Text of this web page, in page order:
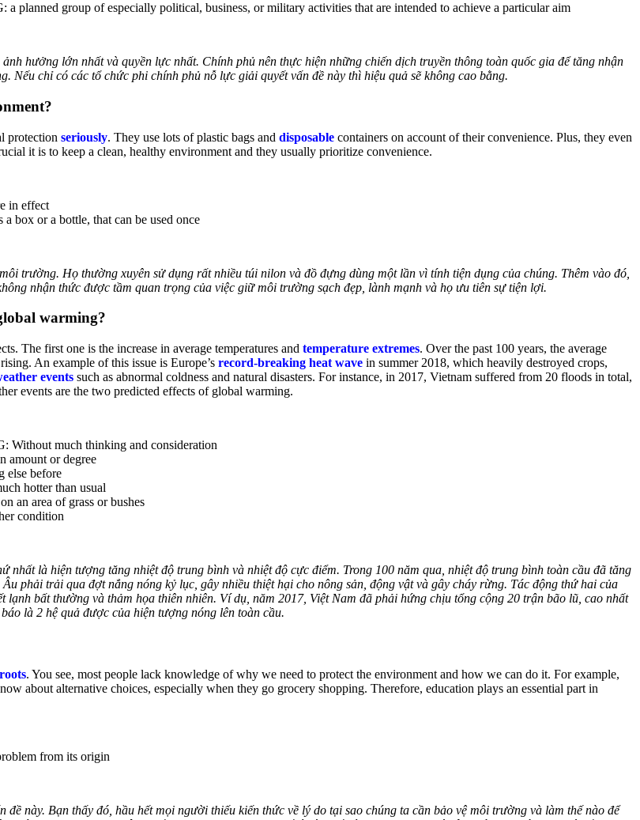
planned group of especially political, business, or military activities that are intended to achieve a particular aim
hưởng lớn nhất và quyền lực nhất. Chính phủ nên thực hiện những chiến dịch truyền thông toàn quốc gia để tăng nhận
chỉ có các tổ chức phi chính phủ nỗ lực giải quyết vấn đề này thì hiệu quả sẽ không cao bằng.
protection seriously. They use lots of plastic bags and disposable containers on account of their convenience. Plus, they even
it is to keep a clean, healthy environment and they usually prioritize convenience.
in effect
box or a bottle, that can be used once
trường. Họ thường xuyên sử dụng rất nhiều túi nilon và đồ đựng dùng một lần vì tính tiện dụng của chúng. Thêm vào đó,
nhận thức được tầm quan trọng của việc giữ môi trường sạch đẹp, lành mạnh và họ ưu tiên sự tiện lợi.
warming?
The first one is the increase in average temperatures and temperature extremes. Over the past 100 years, the average
An example of this issue is Europe’s record-breaking heat wave in summer 2018, which heavily destroyed crops,
events such as abnormal coldness and natural disasters. For instance, in 2017, Vietnam suffered from 20 floods in total,
events are the two predicted effects of global warming.
much thinking and consideration
amount or degree
else before
hotter than usual
an area of grass or bushes
condition
là hiện tượng tăng nhiệt độ trung bình và nhiệt độ cực điểm. Trong 100 năm qua, nhiệt độ trung bình toàn cầu đã tăng
phải trải qua đợt nắng nóng kỷ lục, gây nhiều thiệt hại cho nông sản, động vật và gây cháy rừng. Tác động thứ hai của
bất thường và thảm họa thiên nhiên. Ví dụ, năm 2017, Việt Nam đã phải hứng chịu tổng cộng 20 trận bão lũ, cao nhất
là 2 hệ quả được của hiện tượng nóng lên toàn cầu.
. You see, most people lack knowledge of why we need to protect the environment and how we can do it. For example,
about alternative choices, especially when they go grocery shopping. Therefore, education plays an essential part in
from its origin
này. Bạn thấy đó, hầu hết mọi người thiếu kiến thức về lý do tại sao chúng ta cần bảo vệ môi trường và làm thế nào để